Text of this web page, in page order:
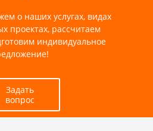
о наших услугах, видах
проектах, рассчитаем
индивидуальное
Задать
вопрос